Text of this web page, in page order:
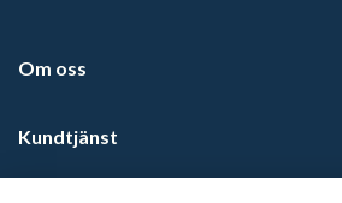
Om oss
Kundtjänst